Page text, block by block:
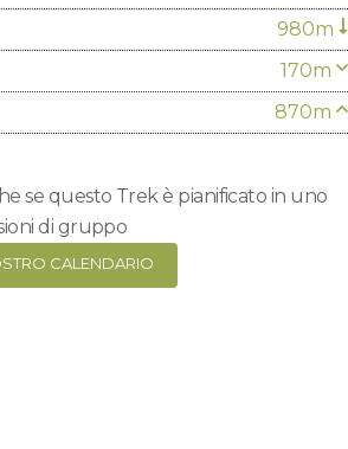
980m
170m
870m
se questo Trek è pianificato in uno
di gruppo
CALENDARIO